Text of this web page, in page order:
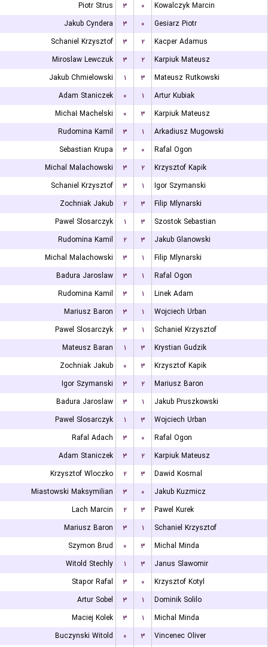
Piotr Strus ۳ ۰
Kowalczyk Marcin
Jakub Cyndera
۳ ۰
Gesiarz Piotr
Schaniel Krzysztof
۳ ۲
Kacper Adamus
Miroslaw Lewczuk
۳ ۲
Karpiuk Mateusz
Jakub Chmielowski
۱ ۳
Mateusz Rutkowski
Adam Staniczek
۰ ۱
Artur Kubiak
Michał Machelski
۰ ۳
Karpiuk Mateusz
Rudomina Kamil
۳ ۱
Arkadiusz Mugowski
Sebastian Krupa
۳ ۰
Rafal Ogon
Michal Malachowski
۳ ۲
Krzysztof Kapik
Schaniel Krzysztof
۳ ۱
Igor Szymanski
Zochniak Jakub
۲ ۳
Filip Mlynarski
Pawel Slosarczyk
۱ ۳
Szostok Sebastian
Rudomina Kamil
۲ ۳
Jakub Glanowski
Michal Malachowski
۳ ۱
Filip Mlynarski
Badura Jaroslaw
۳ ۱
Rafal Ogon
Rudomina Kamil
۳ ۱
Linek Adam
Mariusz Baron
۳ ۱
Wojciech Urban
Pawel Slosarczyk
۳ ۱
Schaniel Krzysztof
Mateusz Baran
۱ ۳
Krystian Gudzik
Zochniak Jakub
۰ ۳
Krzysztof Kapik
Igor Szymanski
۳ ۲
Mariusz Baron
Badura Jaroslaw
۳ ۱
Jakub Pruszkowski
Pawel Slosarczyk
۱ ۳
Wojciech Urban
Rafal Adach
۳ ۰
Rafal Ogon
Adam Staniczek
۳ ۲
Karpiuk Mateusz
Krzysztof Wloczko
۲ ۳
Dawid Kosmal
Miastowski Maksymilian
۳ ۰
Jakub Kuzmicz
Lach Marcin
۲ ۳
Pawel Kurek
Mariusz Baron
۳ ۱
Schaniel Krzysztof
Szymon Brud
۰ ۳
Michal Minda
Witold Stechly
۱ ۳
Janus Slawomir
Stapor Rafal
۳ ۰
Krzysztof Kotyl
Artur Sobel
۳ ۱
Dominik Solilo
Maciej Kolek
۳ ۱
Michal Minda
Buczynski Witold
۰ ۳
Vincenec Oliver